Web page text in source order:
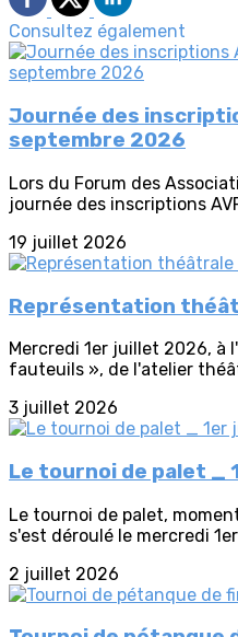
Consultez également
Journée des
septembre 2026
Lors du Forum des
journée des inscriptions
19 juillet 2026
Représentation
Mercredi 1er juillet 2026, à
fauteuils », de l'atelier
3 juillet 2026
Le tournoi de palet _
Le tournoi de palet,
s'est déroulé le mercredi
2 juillet 2026